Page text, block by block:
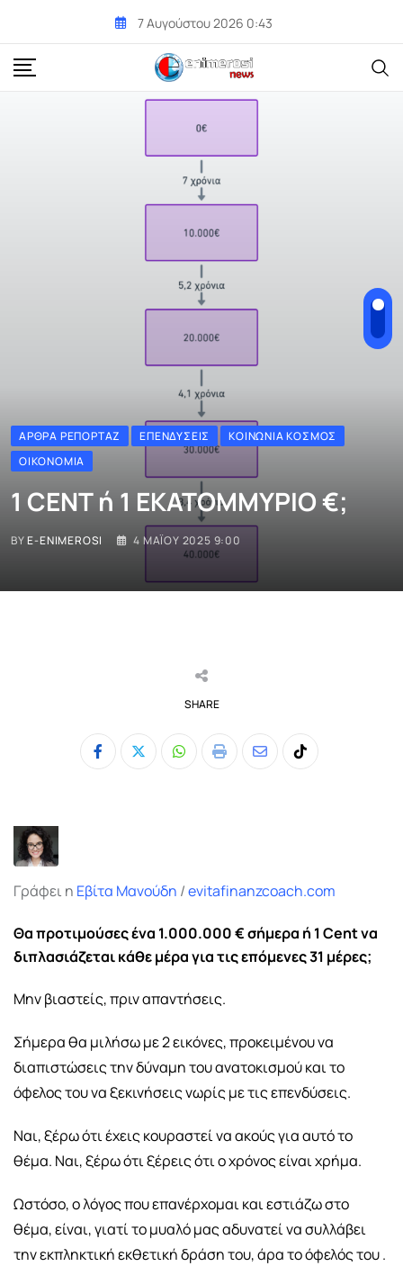
content
7 Αυγούστου 2026 0:43
ΆΡΘΡΑ ΡΕΠΟΡΤΆΖ ΕΠΕΝΔΎΣΕΙΣ
ΚΟΙΝΩΝΊΑ ΚΌΣΜΟΣ
ΟΙΚΟΝΟΜΊΑ
1 CENT ή 1 ΕΚΑΤΟΜΜΥΡΙΟ €;
BYE-ENIMEROSI 4 ΜΑΪ́ΟΥ 2025 9:00
SHARE
Whatsapp
Print
ShareTiktok
Γράφει η Εβίτα Μανούδη /evitafinanzcoach.com
Θα προτιμούσες ένα 1.000.000 € σήμερα ή 1 Centνα
διπλασιάζεται κάθε μέρα για τις επόμενες 31 μέρες;
Μην βιαστείς, πριν απαντήσεις.
Σήμερα θα μιλήσω με 2 εικόνες, προκειμένου να
διαπιστώσεις την δύναμη του ανατοκισμού και το
όφελος του να ξεκινήσεις νωρίς με τις επενδύσεις.
Ναι, ξέρω ότι έχεις κουραστεί να ακούς για αυτό το
θέμα. Ναι, ξέρω ότι ξέρεις ότι ο χρόνος είναι χρήμα.
Ωστόσο, ο λόγος που επανέρχομαι και εστιάζω στο
θέμα, είναι, γιατί το μυαλό μας αδυνατεί να συλλάβει
την εκπληκτική εκθετική δράση του, άρα το όφελός του .